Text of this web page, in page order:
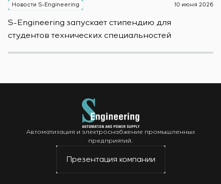
Новости S-Engineering 10 июня 2026
S-Engineering запускает стипендию для
студентов технических специальностей
Автоматизация и электроснабжение промышленных
предприятий.
Презентация компании